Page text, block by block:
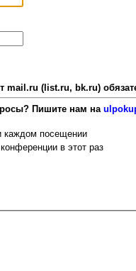
mail.ru (list.ru, bk.ru)
Пишите нам на
каждом посещении
в этот раз